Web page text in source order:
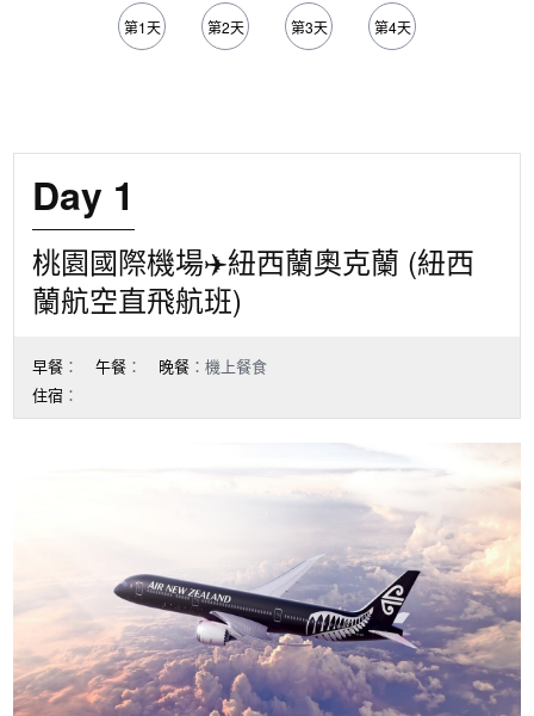
第1天 第2天 第3天 第4天
Day 1
桃園國際機場✈️紐西蘭奧克蘭 (紐西
蘭航空直飛航班)
早餐 ： 午餐 ： 晚餐 ：機上餐食
住宿 ：